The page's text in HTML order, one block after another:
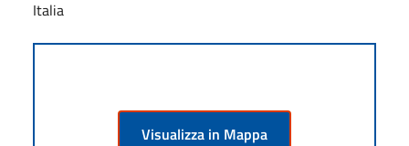
Italia
Visualizza in Mappa